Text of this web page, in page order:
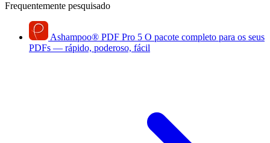
Frequentemente pesquisado
Ashampoo® PDF Pro 5 O pacote completo para os seus
PDFs — rápido, poderoso, fácil